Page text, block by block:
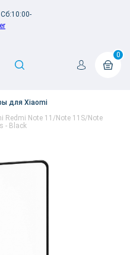
0
для Xiaomi
Redmi Note 11/Note 11S/Note
- Black